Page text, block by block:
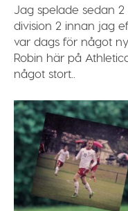
Jag spelade sedan
division 2 innan jag
var dags för något
Robin här på
något stort..